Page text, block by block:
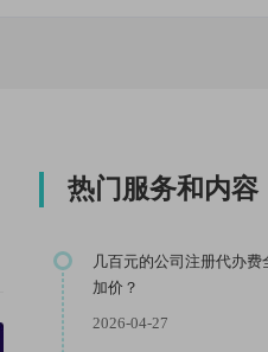
热门服务和内容
几百元的公司注册代办
加价？
2026-04-27